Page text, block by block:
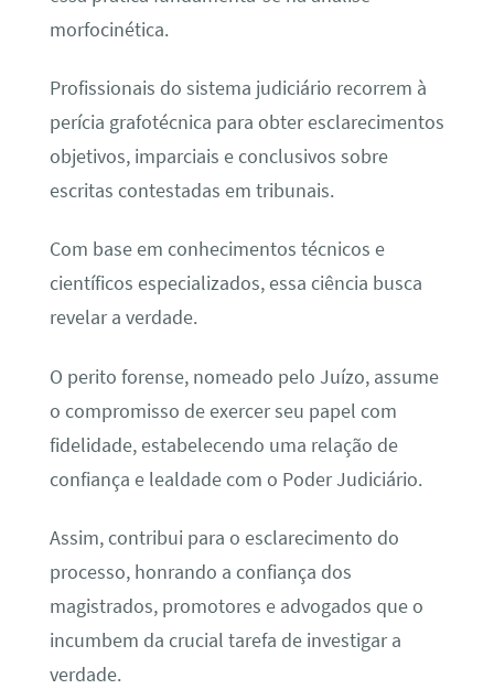
morfocinética.
Profissionais do sistema judiciário recorrem à
perícia grafotécnica para obter esclarecimentos
objetivos, imparciais e conclusivos sobre
escritas contestadas em tribunais.
Com base em conhecimentos técnicos e
científicos especializados, essa ciência busca
revelar a verdade.
O perito forense, nomeado pelo Juízo, assume
o compromisso de exercer seu papel com
fidelidade, estabelecendo uma relação de
confiança e lealdade com o Poder Judiciário.
Assim, contribui para o esclarecimento do
processo, honrando a confiança dos
magistrados, promotores e advogados que o
incumbem da crucial tarefa de investigar a
verdade.